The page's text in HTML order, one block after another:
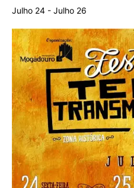
Julho 24 - Julho 26